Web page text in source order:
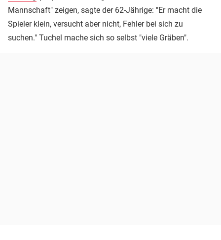
Mannschaft" zeigen, sagte der 62-Jährige: "Er macht die
Spieler klein, versucht aber nicht, Fehler bei sich zu
suchen." Tuchel mache sich so selbst "viele Gräben".